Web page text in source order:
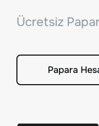
Ücretsiz
Papara